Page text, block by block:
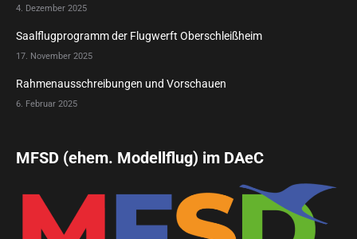
4. Dezember 2025
Saalflugprogramm der Flugwerft Oberschleißheim
17. November 2025
Rahmenausschreibungen und Vorschauen
6. Februar 2025
MFSD (ehem. Modellflug) im DAeC